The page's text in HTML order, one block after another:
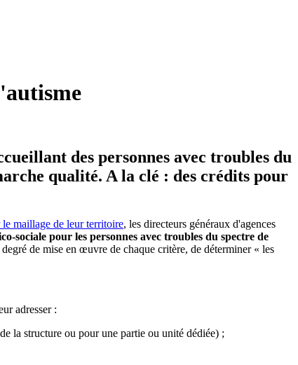
des personnes avec troubles du
qualité. A la clé : des crédits pour
le maillage de leur territoire, les directeurs généraux d'agences
sociale pour les personnes avec troubles du spectre de
de mise en œuvre de chaque critère, de déterminer « les
adresser :
la structure ou pour une partie ou unité dédiée) ;